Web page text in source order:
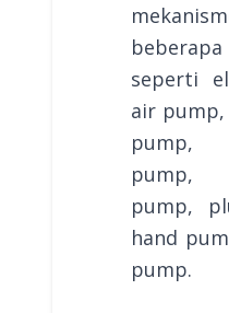
seperti
air pump,
pump,
pump,
pump,
hand
pump.